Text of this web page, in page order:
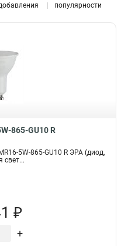
популярности
865-GU10 R
5W-865-GU10 R ЭРА (диод,
свет...
₽
+